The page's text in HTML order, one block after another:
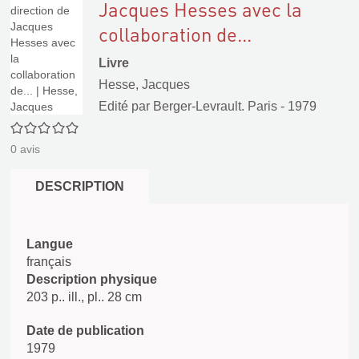
0/5
0 avis
Jacques Hesses avec la
collaboration de...
Livre
Hesse, Jacques
Edité par Berger-Levrault. Paris - 1979
DESCRIPTION
Langue
français
Description physique
203 p.. ill., pl.. 28 cm
Date de publication
1979